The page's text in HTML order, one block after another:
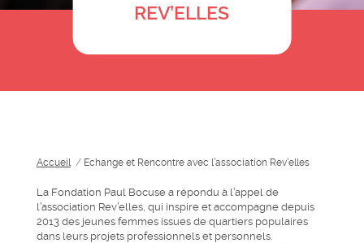
REV’ELLES
Accueil/ Echange et Rencontre avec l’association Rev’elles
La Fondation Paul Bocuse a répondu à l’appel de
l’association Rev’elles, qui inspire et accompagne depuis
2013 des jeunes femmes issues de quartiers populaires
dans leurs projets professionnels et personnels.